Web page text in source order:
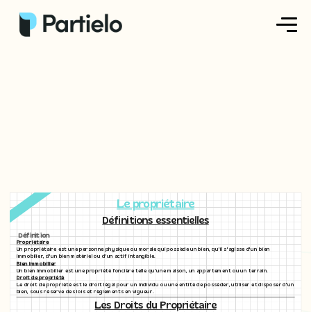
Se connecter
S'inscrire
Le propriétaire
Définitions essentielles
Définition
Propriétaire
Un propriétaire est une personne physique ou morale qui possède un bien, qu'il s'agisse d'un bien
immobilier, d'un bien matériel ou d'un actif intangible.
Bien immobilier
Un bien immobilier est une propriété foncière telle qu'une maison, un appartement ou un terrain.
Droit de propriété
Le droit de propriété est le droit légal pour un individu ou une entité de posséder, utiliser et disposer d'un
bien, sous réserve des lois et règlements en vigueur.
Les Droits du Propriétaire